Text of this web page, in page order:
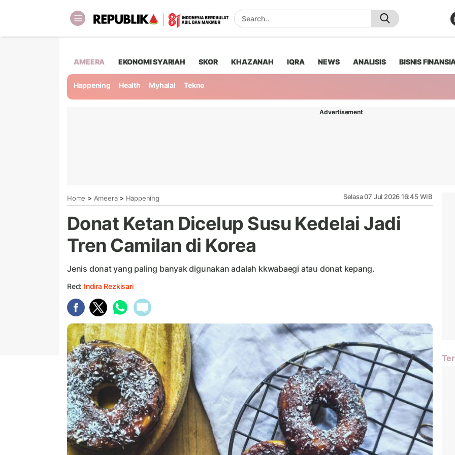
AMEERA EKONOMI SYARIAH SKOR KHAZANAH IQRA NEWS ANALISIS BISNIS
Happening Health Myhalal Tekno
Advertisement
Home > Ameera> Happening Selasa 07 Jul 2026 16:45 WIB
Donat Ketan Dicelup Susu Kedelai Jadi
Tren Camilan di Korea
Jenis donat yang paling banyak digunakan adalah kkwabaegi atau donat kepang.
Red: Indira Rezkisari